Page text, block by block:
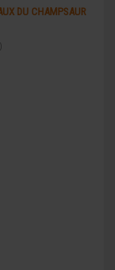
DU CHAMPSAUR